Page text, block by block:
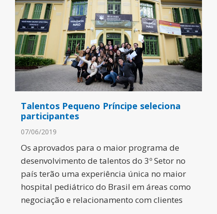
Talentos Pequeno Príncipe seleciona
participantes
07/06/2019
Os aprovados para o maior programa de
desenvolvimento de talentos do 3º Setor no
país terão uma experiência única no maior
hospital pediátrico do Brasil em áreas como
negociação e relacionamento com clientes